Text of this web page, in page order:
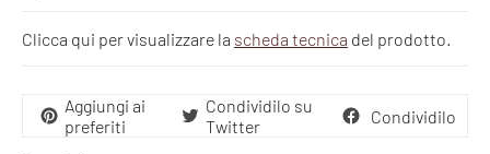
Clicca qui per visualizzare la scheda tecnica del prodotto.
Aggiungi ai
preferiti
Condividilo su
Twitter
Condividilo